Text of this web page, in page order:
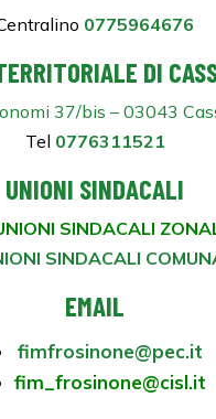
0775964676
DI
37/bis – 03043
Tel 0776311521
UNIONI SINDACALI
SINDACALI
SINDACALI
EMAIL
fimfrosinone@pec.it
fim_frosinone@cisl.it